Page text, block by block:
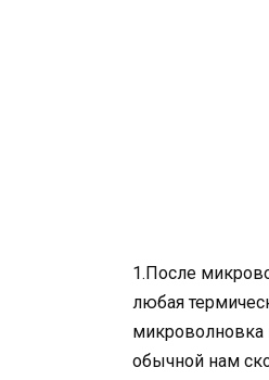
1.После
любая
микроволновка
обычной нам